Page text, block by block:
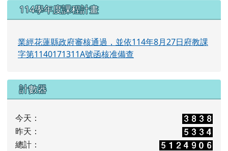
114學年度課程計畫
業經花蓮縣政府審核通過，並依114年8月27日府教課
字第1140171311A號函核准備查
計數器
今天：
昨天：
總計：